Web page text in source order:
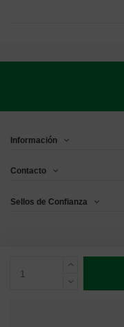
Información
Contacto
Sellos de Confianza